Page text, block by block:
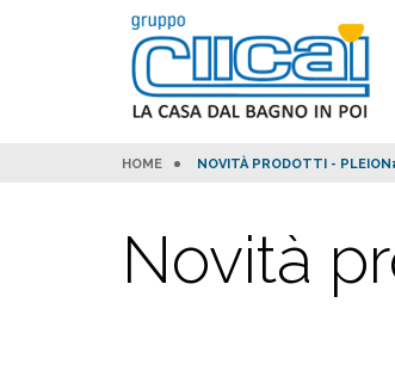
HOME NOVITÀ PRODOTTI -
Novità